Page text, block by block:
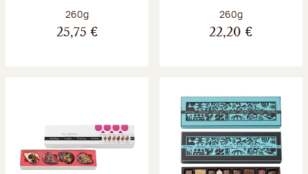
Poids net :
260g
25,75 €
Poids net :
260g
22,20 €